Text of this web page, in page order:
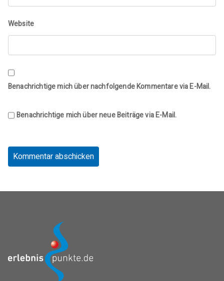
Website
Benachrichtige mich über nachfolgende Kommentare via E-Mail.
Benachrichtige mich über neue Beiträge via E-Mail.